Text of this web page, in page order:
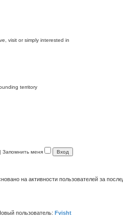
visit or simply interested in
territory
| Запомнить меня
на активности пользователей за
пользователь: Fvisht